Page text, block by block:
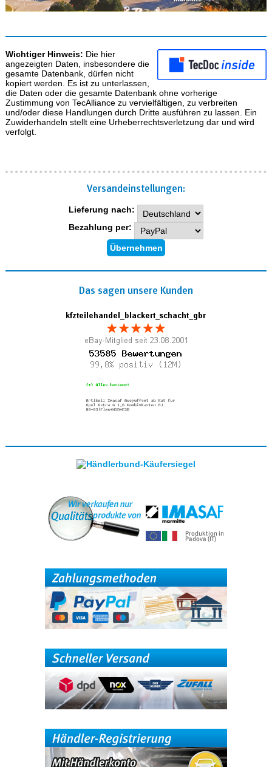
Wichtiger Hinweis: Die hier
angezeigten Daten, insbesondere die
gesamte Datenbank, dürfen nicht
kopiert werden. Es ist zu unterlassen,
die Daten oder die gesamte Datenbank ohne vorherige
Zustimmung von TecAlliance zu vervielfältigen, zu verbreiten
und/oder diese Handlungen durch Dritte ausführen zu lassen. Ein
Zuwiderhandeln stellt eine Urheberrechtsverletzung dar und wird
verfolgt.
Versand­einstellungen:
Lieferung nach:
Bezahlung per:
Das sagen unsere Kunden